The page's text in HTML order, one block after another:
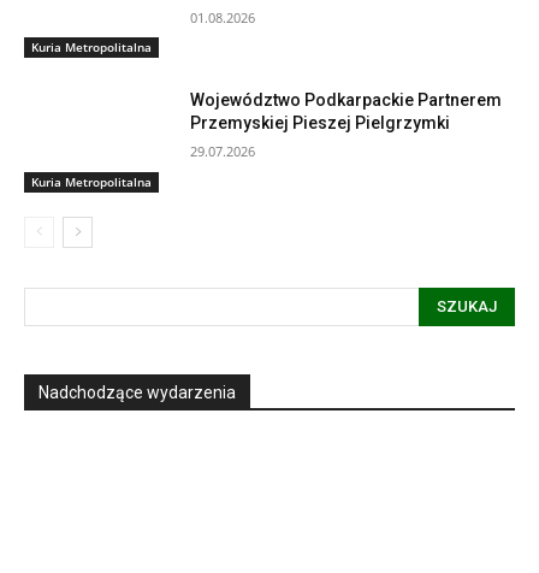
Kuria Metropolitalna
01.08.2026
Kuria Metropolitalna
Województwo Podkarpackie Partnerem
Przemyskiej Pieszej Pielgrzymki
29.07.2026
SZUKAJ
Nadchodzące wydarzenia